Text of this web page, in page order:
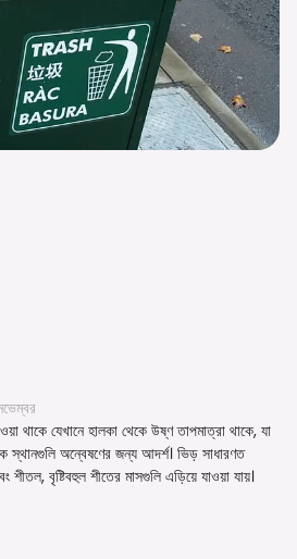
থাকে যেখানে হালকা থেকে উষ্ণ তাপমাত্রা থাকে, যা
স্থানগুলি অন্বেষণের জন্য আদর্শ। ভিড় সাধারণত
শীতল, বৃষ্টিবহুল শীতের মাসগুলি এড়িয়ে যাওয়া যায়।